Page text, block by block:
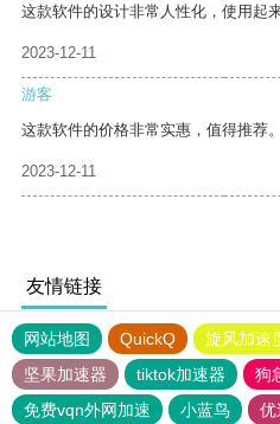
这款软件的设计非常人性化，使用起
2023-12-11
游客
这款软件的价格非常实惠，值得推荐。
2023-12-11
友情链接
网站地图 QuickQ 旋风加速
坚果加速器
tiktok加速器
狗
免费vqn外网加速
小蓝鸟 优